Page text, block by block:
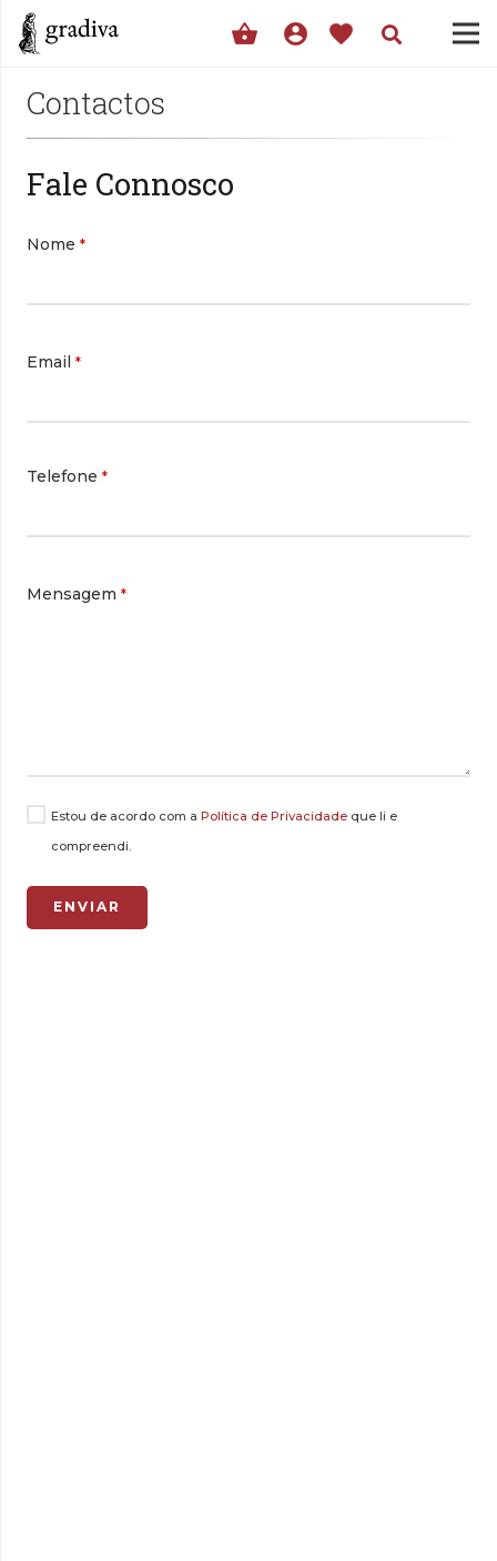
shopping_basket account_circle favorite
Contactos
Fale Connosco
Nome *
Email *
Telefone *
Mensagem *
Estou de acordo com a Política de Privacidade que li e
compreendi.
ENVIAR